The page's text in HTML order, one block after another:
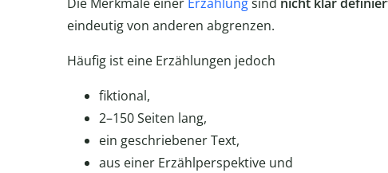
eindeutig von anderen abgrenzen.
Häufig ist eine Erzählungen jedoch
fiktional,
2–150 Seiten lang,
ein geschriebener Text,
aus einer Erzählperspektive und